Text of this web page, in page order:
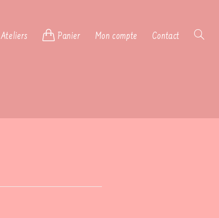
Ateliers Panier Mon compte Contact Toggle